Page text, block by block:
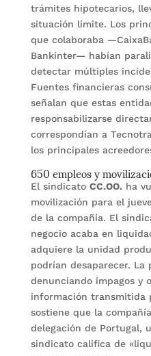
trámites hipotecarios,
situación límite. Los
que colaboraba
Bankinter— habían
detectar múltiples
Fuentes financieras
señalan que estas
responsabilizarse
correspondían a
los principales
650 empleos y
El sindicato CC.OO.ha
movilización para el
de la compañía. El
negocio acaba en
adquiere la unidad
podrían desaparecer. La
denunciando impagos y
información transmitida
sostiene que la
delegación de Portugal,
sindicato califica de